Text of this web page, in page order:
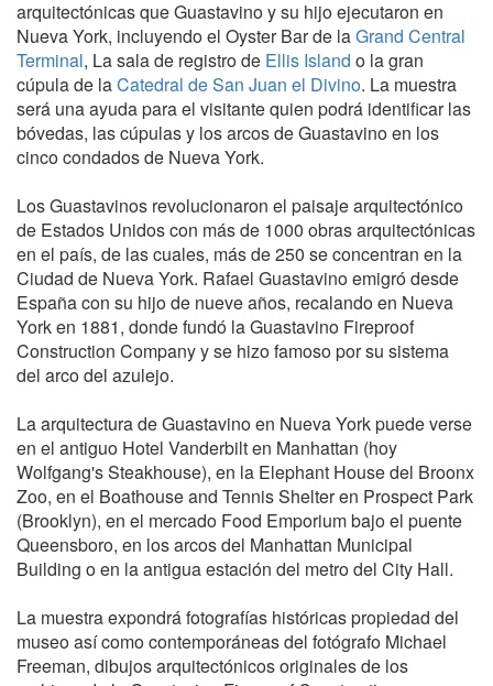
arquitectónicas que Guastavino y su hijo ejecutaron en
Nueva York, incluyendo el Oyster Bar de laGrand Central
Terminal, La sala de registro de Ellis Island o la gran
cúpula de laCatedral de San Juan el Divino. La muestra
será una ayuda para el visitante quien podrá identificar las
bóvedas, las cúpulas y los arcos de Guastavino en los
cinco condados de Nueva York.
Los Guastavinos revolucionaron el paisaje arquitectónico
de Estados Unidos con más de 1000 obras arquitectónicas
en el país, de las cuales, más de 250 se concentran en la
Ciudad de Nueva York. Rafael Guastavino emigró desde
España con su hijo de nueve años, recalando en Nueva
York en 1881, donde fundó la Guastavino Fireproof
Construction Company y se hizo famoso por su sistema
del arco del azulejo.
La arquitectura de Guastavino en Nueva York puede verse
en el antiguo Hotel Vanderbilt en Manhattan (hoy
Wolfgang's Steakhouse), en la Elephant House del Broonx
Zoo, en el Boathouse and Tennis Shelter en Prospect Park
(Brooklyn), en el mercado Food Emporium bajo el puente
Queensboro, en los arcos del Manhattan Municipal
Building o en la antigua estación del metro del City Hall.
La muestra expondrá fotografías históricas propiedad del
museo así como contemporáneas del fotógrafo Michael
Freeman, dibujos arquitectónicos originales de los